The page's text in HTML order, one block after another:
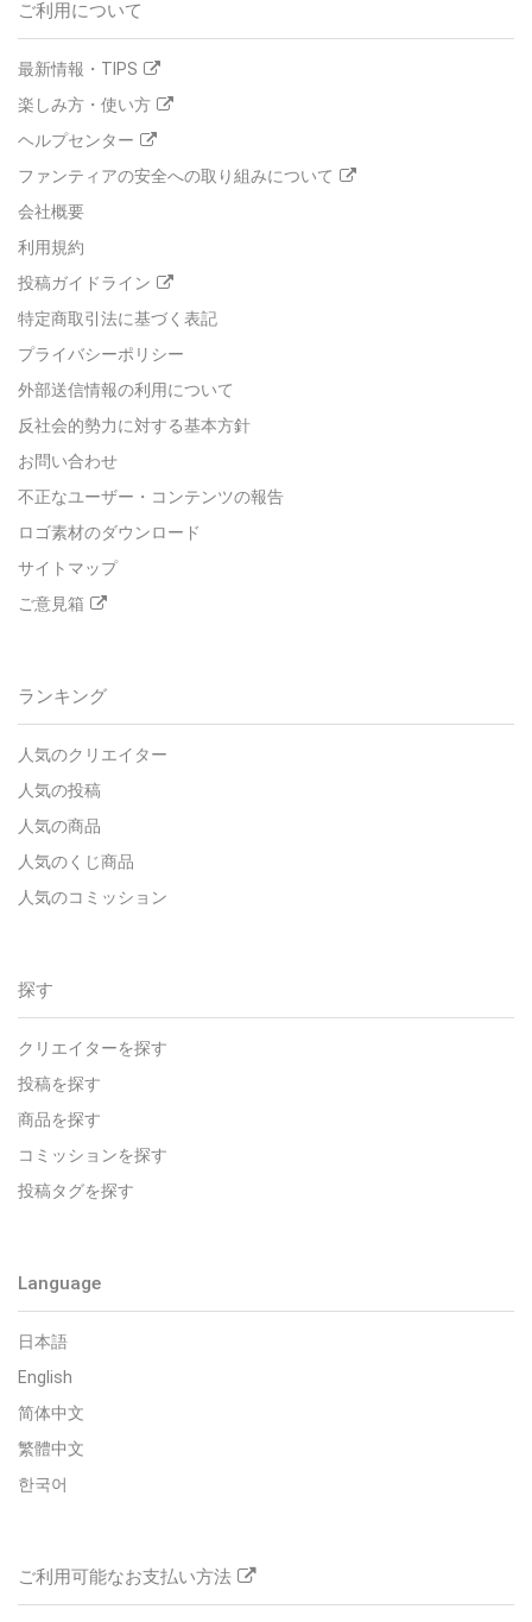
ご利用について
最新情報・TIPS
楽しみ方・使い方
ヘルプセンター
ファンティアの安全への取り組みについて
会社概要
利用規約
投稿ガイドライン
特定商取引法に基づく表記
プライバシーポリシー
外部送信情報の利用について
反社会的勢力に対する基本方針
お問い合わせ
不正なユーザー・コンテンツの報告
ロゴ素材のダウンロード
サイトマップ
ご意見箱
ランキング
人気のクリエイター
人気の投稿
人気の商品
人気のくじ商品
人気のコミッション
探す
クリエイターを探す
投稿を探す
商品を探す
コミッションを探す
投稿タグを探す
Language
日本語
English
简体中文
繁體中文
한국어
ご利用可能なお支払い方法